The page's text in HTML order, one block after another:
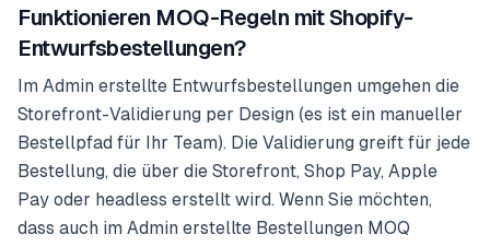
Funktionieren MOQ-Regeln mit Shopify-
Entwurfsbestellungen?
Im Admin erstellte Entwurfsbestellungen umgehen die
Storefront-Validierung per Design (es ist ein manueller
Bestellpfad für Ihr Team). Die Validierung greift für jede
Bestellung, die über die Storefront, Shop Pay, Apple
Pay oder headless erstellt wird. Wenn Sie möchten,
dass auch im Admin erstellte Bestellungen MOQ